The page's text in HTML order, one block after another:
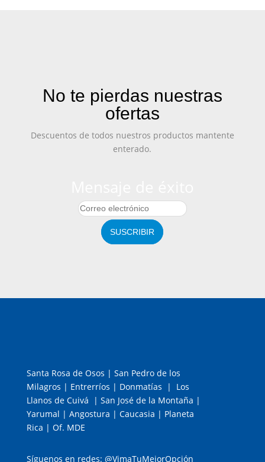
No te pierdas nuestras
ofertas
Descuentos de todos nuestros productos mantente
enterado.
SUSCRIBIR
Santa Rosa de Osos | San Pedro de los
Milagros | Entrerríos | Donmatías | Los
Llanos de Cuivá | San José de la Montaña |
Yarumal | Angostura | Caucasia | Planeta
Rica | Of. MDE
Síguenos en redes: @VimaTuMejorOpción